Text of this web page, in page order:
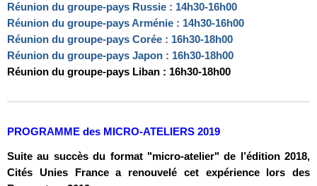
Réunion du groupe-pays Russie : 14h30-16h00
Réunion du groupe-pays Arménie : 14h30-16h00
Réunion du groupe-pays Corée : 16h30-18h00
Réunion du groupe-pays Japon : 16h30-18h00
Réunion du groupe-pays Liban : 16h30-18h00
PROGRAMME des MICRO-ATELIERS 2019
Suite au succès du format "micro-atelier" de l’édition 2018,
Cités Unies France a renouvelé cet expérience lors des